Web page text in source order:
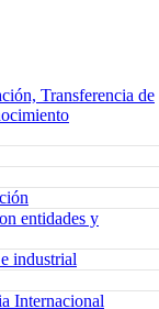
Transferencia de
entidades y
industrial
Internacional